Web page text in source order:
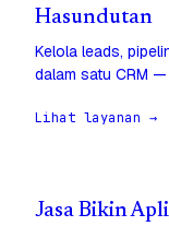
Hasundutan
Kelola leads,
dalam satu CRM
Lihat layanan →
Jasa Bikin